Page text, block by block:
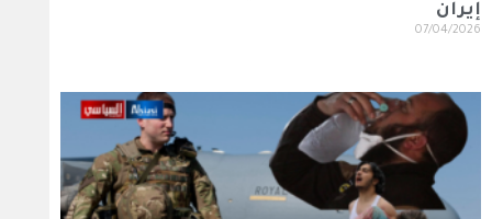
إيران
07/04/2026